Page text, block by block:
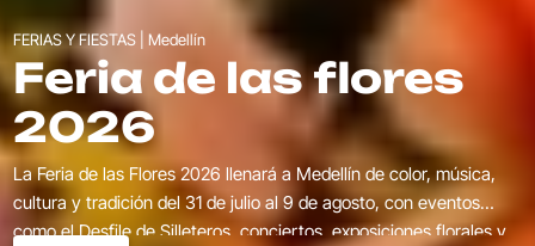
FERIAS Y FIESTAS | Medellín
Feria de las flores
2026
La Feria de las Flores 2026 llenará a Medellín de color, música,
cultura y tradición del 31 de julio al 9 de agosto, con eventos
como el Desfile de Silleteros, conciertos, exposiciones florales y